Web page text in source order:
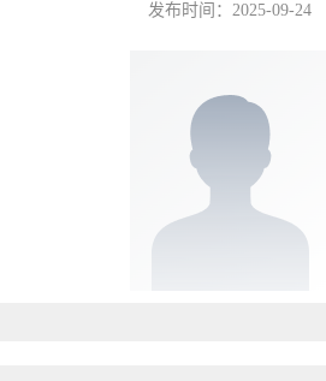
发布时间：2025-09-24